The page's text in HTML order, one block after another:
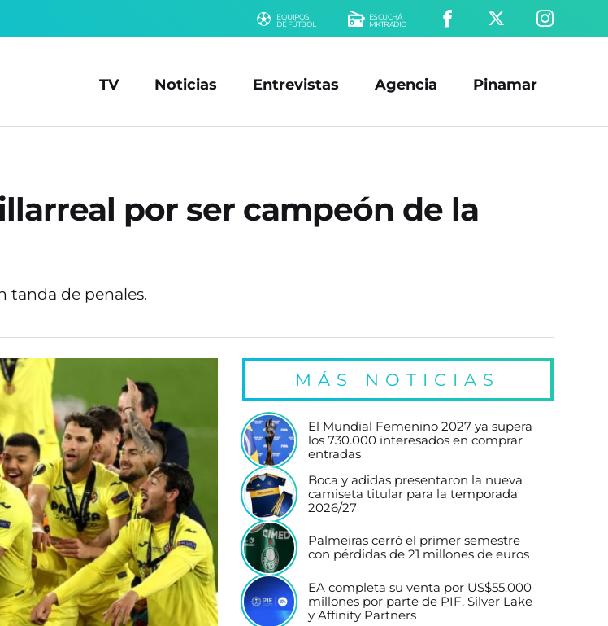
EQUIPOS
DE FÚTBOL
ESCUCHÁ
MKTRADIO
TV Noticias Entrevistas Agencia Pinamar
por ser campeón de la
tanda de penales.
MÁS NOTICIAS
El Mundial Femenino 2027 ya supera
los 730.000 interesados en comprar
entradas
Boca y adidas presentaron la nueva
camiseta titular para la temporada
2026/27
Palmeiras cerró el primer semestre
con pérdidas de 21 millones de euros
EA completa su venta por US$55.000
millones por parte de PIF, Silver Lake
y Affinity Partners